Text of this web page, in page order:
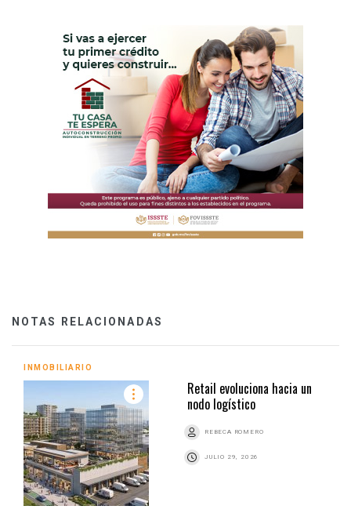
NOTAS RELACIONADAS
INMOBILIARIO
Retail evoluciona hacia un
nodo logístico
REBECA ROMERO
JULIO 29, 2026